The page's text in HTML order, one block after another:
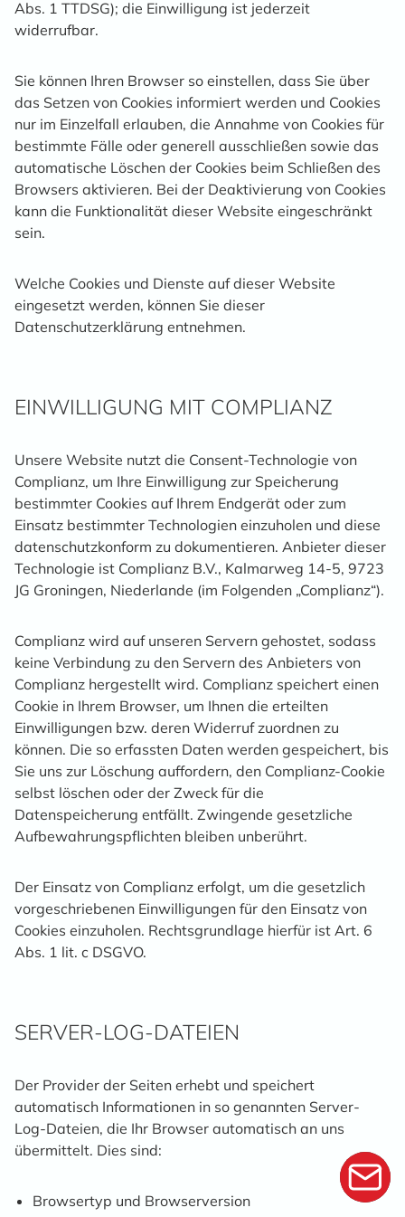
Abs. 1 TTDSG); die Einwilligung ist jederzeit
widerrufbar.
Sie können Ihren Browser so einstellen, dass Sie über
das Setzen von Cookies informiert werden und Cookies
nur im Einzelfall erlauben, die Annahme von Cookies für
bestimmte Fälle oder generell ausschließen sowie das
automatische Löschen der Cookies beim Schließen des
Browsers aktivieren. Bei der Deaktivierung von Cookies
kann die Funktionalität dieser Website eingeschränkt
sein.
Welche Cookies und Dienste auf dieser Website
eingesetzt werden, können Sie dieser
Datenschutzerklärung entnehmen.
EINWILLIGUNG MIT COMPLIANZ
Unsere Website nutzt die Consent-Technologie von
Complianz, um Ihre Einwilligung zur Speicherung
bestimmter Cookies auf Ihrem Endgerät oder zum
Einsatz bestimmter Technologien einzuholen und diese
datenschutzkonform zu dokumentieren. Anbieter dieser
Technologie ist Complianz B.V., Kalmarweg 14-5, 9723
JG Groningen, Niederlande (im Folgenden „Complianz“).
Complianz wird auf unseren Servern gehostet, sodass
keine Verbindung zu den Servern des Anbieters von
Complianz hergestellt wird. Complianz speichert einen
Cookie in Ihrem Browser, um Ihnen die erteilten
Einwilligungen bzw. deren Widerruf zuordnen zu
können. Die so erfassten Daten werden gespeichert, bis
Sie uns zur Löschung auffordern, den Complianz-Cookie
selbst löschen oder der Zweck für die
Datenspeicherung entfällt. Zwingende gesetzliche
Aufbewahrungspflichten bleiben unberührt.
Der Einsatz von Complianz erfolgt, um die gesetzlich
vorgeschriebenen Einwilligungen für den Einsatz von
Cookies einzuholen. Rechtsgrundlage hierfür ist Art. 6
Abs. 1 lit. c DSGVO.
SERVER-LOG-DATEIEN
Der Provider der Seiten erhebt und speichert
automatisch Informationen in so genannten Server-
Log-Dateien, die Ihr Browser automatisch an uns
übermittelt. Dies sind:
Browsertyp und Browserversion